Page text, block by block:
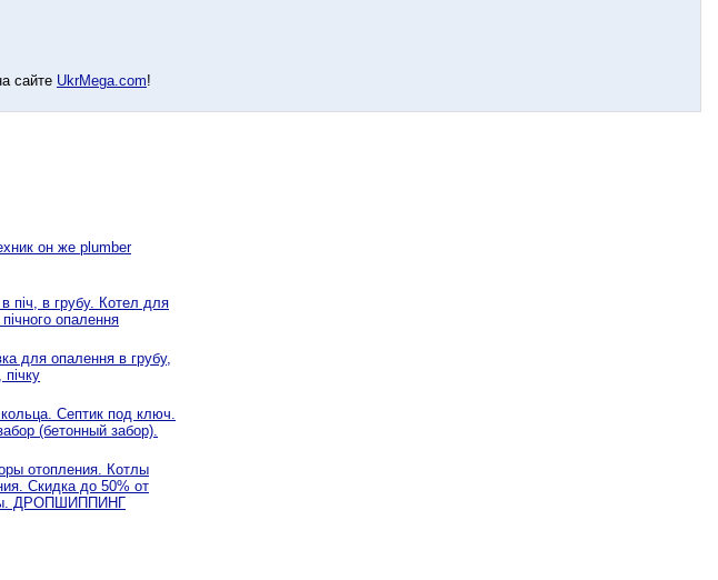
сайте UkrMega.com!
он же plumber
в піч, в грубу. Котел для
опалення
для опалення в грубу,
пічку
Септик под ключ.
(бетонный забор).
отопления. Котлы
Скидка до 50% от
ДРОПШИППИНГ